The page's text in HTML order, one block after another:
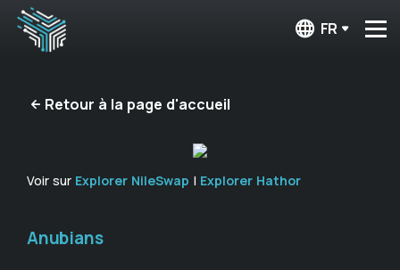
FR
Retour à la page d'accueil
Voir sur Explorer NileSwap | Explorer Hathor
Anubians